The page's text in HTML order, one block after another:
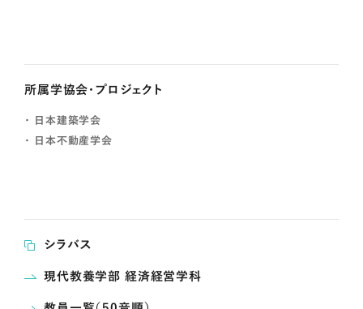
所属学協会・プロジェクト
日本建築学会
日本不動産学会
シラバス
現代教養学部 経済経営学科